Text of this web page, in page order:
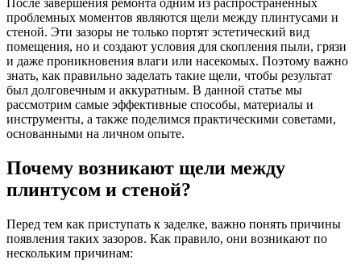
проблемных моментов являются щели между плинтусами и
стеной. Эти зазоры не только портят эстетический вид
помещения, но и создают условия для скопления пыли, грязи
и даже проникновения влаги или насекомых. Поэтому важно
знать, как правильно заделать такие щели, чтобы результат
был долговечным и аккуратным. В данной статье мы
рассмотрим самые эффективные способы, материалы и
инструменты, а также поделимся практическими советами,
основанными на личном опыте.
Почему возникают щели между
плинтусом и стеной?
Перед тем как приступать к заделке, важно понять причины
появления таких зазоров. Как правило, они возникают по
нескольким причинам: